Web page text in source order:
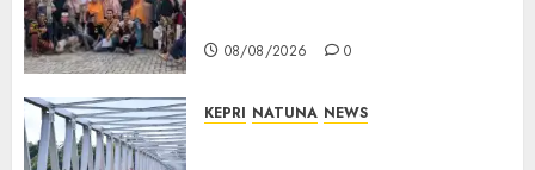
08/08/2026 0
KEPRI NATUNA NEWS